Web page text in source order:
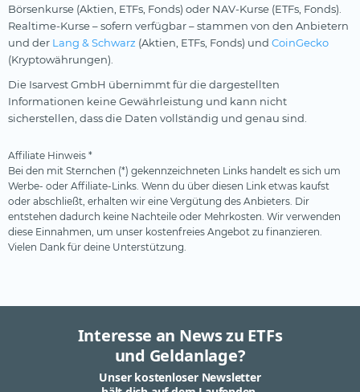
Börsenkurse (Aktien, ETFs, Fonds) oder NAV-Kurse (ETFs, Fonds).
Realtime-Kurse – sofern verfügbar – stammen von den Anbietern
und der Lang & Schwarz (Aktien, ETFs, Fonds) und CoinGecko
(Kryptowährungen).
Die Isarvest GmbH übernimmt für die dargestellten
Informationen keine Gewährleistung und kann nicht
sicherstellen, dass die Daten vollständig und genau sind.
Affiliate Hinweis *
Bei den mit Sternchen (*) gekennzeichneten Links handelt es sich um
Werbe- oder Affiliate-Links. Wenn du über diesen Link etwas kaufst
oder abschließt, erhalten wir eine Vergütung des Anbieters. Dir
entstehen dadurch keine Nachteile oder Mehrkosten. Wir verwenden
diese Einnahmen, um unser kostenfreies Angebot zu finanzieren.
Vielen Dank für deine Unterstützung.
Interesse an News zu ETFs
und Geldanlage?
Unser kostenloser Newsletter